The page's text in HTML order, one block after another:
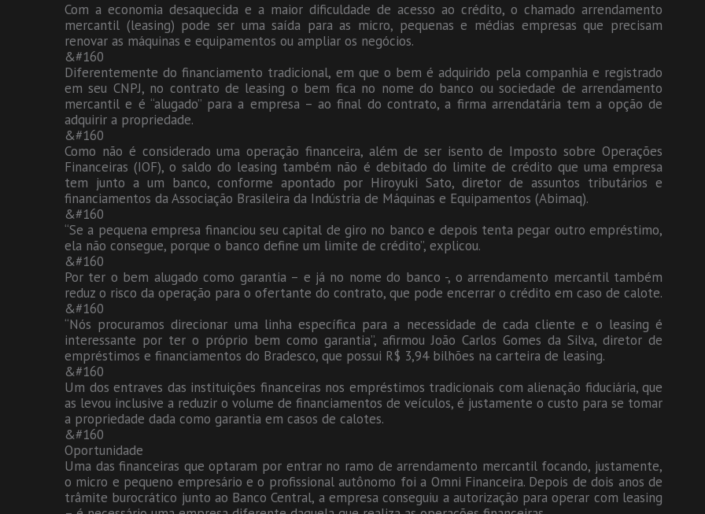
Com a economia desaquecida e a maior dificuldade de acesso ao crédito, o chamado arrendamento
mercantil (leasing) pode ser uma saída para as micro, pequenas e médias empresas que precisam
renovar as máquinas e equipamentos ou ampliar os negócios.
&#160
Diferentemente do financiamento tradicional, em que o bem é adquirido pela companhia e registrado
em seu CNPJ, no contrato de leasing o bem fica no nome do banco ou sociedade de arrendamento
mercantil e é “alugado” para a empresa – ao final do contrato, a firma arrendatária tem a opção de
adquirir a propriedade.
&#160
Como não é considerado uma operação financeira, além de ser isento de Imposto sobre Operações
Financeiras (IOF), o saldo do leasing também não é debitado do limite de crédito que uma empresa
tem junto a um banco, conforme apontado por Hiroyuki Sato, diretor de assuntos tributários e
financiamentos da Associação Brasileira da Indústria de Máquinas e Equipamentos (Abimaq).
&#160
“Se a pequena empresa financiou seu capital de giro no banco e depois tenta pegar outro empréstimo,
ela não consegue, porque o banco define um limite de crédito”, explicou.
&#160
Por ter o bem alugado como garantia – e já no nome do banco -, o arrendamento mercantil também
reduz o risco da operação para o ofertante do contrato, que pode encerrar o crédito em caso de calote.
&#160
“Nós procuramos direcionar uma linha específica para a necessidade de cada cliente e o leasing é
interessante por ter o próprio bem como garantia”, afirmou João Carlos Gomes da Silva, diretor de
empréstimos e financiamentos do Bradesco, que possui R$ 3,94 bilhões na carteira de leasing.
&#160
Um dos entraves das instituições financeiras nos empréstimos tradicionais com alienação fiduciária, que
as levou inclusive a reduzir o volume de financiamentos de veículos, é justamente o custo para se tomar
a propriedade dada como garantia em casos de calotes.
&#160
Oportunidade
Uma das financeiras que optaram por entrar no ramo de arrendamento mercantil focando, justamente,
o micro e pequeno empresário e o profissional autônomo foi a Omni Financeira. Depois de dois anos de
trâmite burocrático junto ao Banco Central, a empresa conseguiu a autorização para operar com leasing